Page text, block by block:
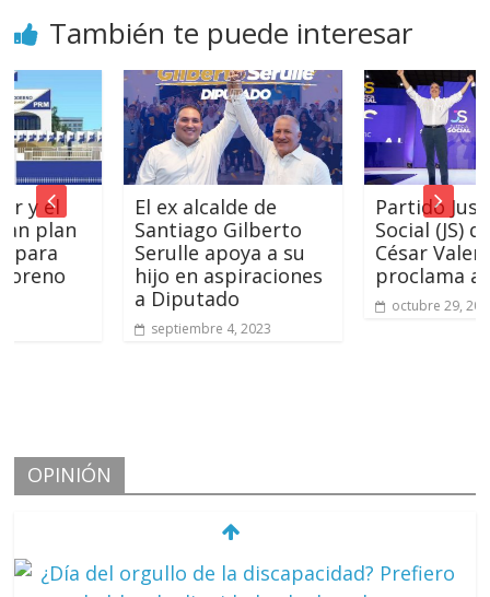
También te puede interesar
El ex alcalde de
Santiago Gilberto
Serulle apoya a su
hijo en aspiraciones
a Diputado
septiembre 4, 2023
Partido Justicia
Social (JS) de Julio
César Valentín
proclama a
octubre 29, 2023
OPINIÓN